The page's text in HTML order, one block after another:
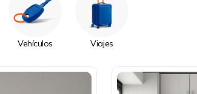
Vehículos Viajes